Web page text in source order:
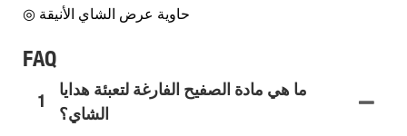
◎ حاوية عرض الشاي الأنيقة
FAQ
1
ما هي مادة الصفيح الفارغة لتعبئة هدايا
الشاي؟